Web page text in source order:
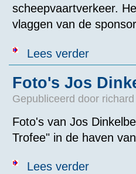
scheepvaartverkeer.
vlaggen van de
Lees verderover Mooie
Foto's Jos
Gepubliceerd door
Foto's van Jos
Trofee" in de haven
Lees verderover Foto's